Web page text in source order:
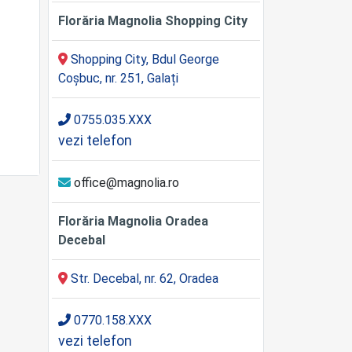
Florăria Magnolia Shopping City
Shopping City, Bdul George
Coșbuc, nr. 251, Galați
0755.035.XXX
vezi telefon
office@magnolia.ro
Florăria Magnolia Oradea
Decebal
Str. Decebal, nr. 62, Oradea
0770.158.XXX
vezi telefon